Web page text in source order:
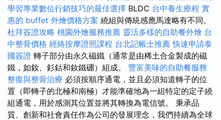
學習專業數位行銷技巧的最佳選擇 BLDC 台中養生療程 實
惠的 buffet 外燴價格方案 繞組與傳統感應馬達略有不同。
杜拜簽證攻略 桃園外燴服務推薦 靈活多樣的自助餐外燴 台
中整骨價格 經絡按摩證照課程 台北記帳士推薦 快速申請泰
國簽證 轉子部分由永久磁鐵（通常是由稀土合金製成的磁
鐵，如釹、釤鈷和釹鐵硼）組成。 豐富美味的自助餐服務
整復與整骨治療 必須按順序通電，並且必須知道轉子的位
置（即轉子的北極和南極）才能準確地為一組特定的定子繞
組通電，用於感測其位置並將其轉換為電信號。 秉承品
質、創新和社會責任作為公司的發展理念，我們持續為全球